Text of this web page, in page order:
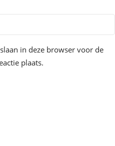
in deze browser voor de
plaats.